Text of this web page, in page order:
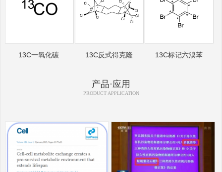
13C一氧化碳 13C反式得克隆 13C标记六溴苯
产品·应用
PRODUCT APPLICATION